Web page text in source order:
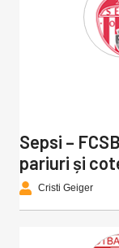
Sepsi –
pariuri și
Cristi Geiger